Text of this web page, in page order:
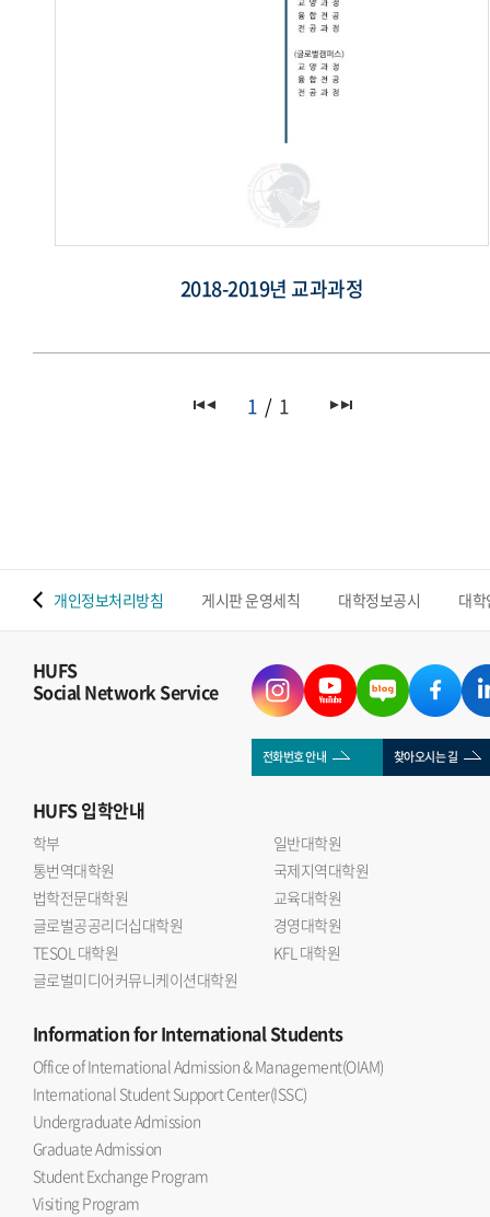
2018-2019년 교과과정
1 1
개인정보처리방침 게시판 운영세칙 대학정보공시 대
HUFS
Social Network Service
전화번호 안내 찾아오시는 길
HUFS입학안내
학부
일반대학원
통번역대학원
국제지역대학원
법학전문대학원
교육대학원
글로벌공공리더십대학원
경영대학원
TESOL 대학원
KFL 대학원
글로벌미디어커뮤니케이션대학원
Informationfor International Students
Office of International Admission & Management(OIAM)
International Student Support Center(ISSC)
Undergraduate Admission
Graduate Admission
Student Exchange Program
Visiting Program